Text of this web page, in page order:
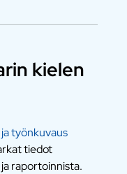
kielen
työnkuvaus
tiedot
raportoinnista.